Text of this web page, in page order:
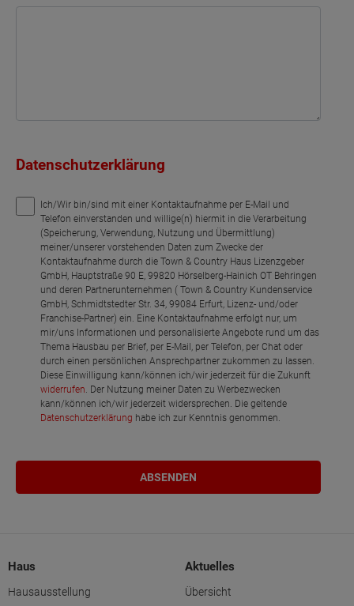
Datenschutzerklärung
Ich/Wir bin/sind mit einer Kontaktaufnahme per E-Mail und
Telefon einverstanden und willige(n) hiermit in die Verarbeitung
(Speicherung, Verwendung, Nutzung und Übermittlung)
meiner/unserer vorstehenden Daten zum Zwecke der
Kontaktaufnahme durch die Town & Country Haus Lizenzgeber
GmbH, Hauptstraße 90 E, 99820 Hörselberg-Hainich OT Behringen
und deren Partnerunternehmen ( Town & Country Kundenservice
GmbH, Schmidtstedter Str. 34, 99084 Erfurt, Lizenz- und/oder
Franchise-Partner) ein. Eine Kontaktaufnahme erfolgt nur, um
mir/uns Informationen und personalisierte Angebote rund um das
Thema Hausbau per Brief, per E-Mail, per Telefon, per Chat oder
durch einen persönlichen Ansprechpartner zukommen zu lassen.
Diese Einwilligung kann/können ich/wir jederzeit für die Zukunft
widerrufen. Der Nutzung meiner Daten zu Werbezwecken
kann/können ich/wir jederzeit widersprechen. Die geltende
Datenschutzerklärung habe ich zur Kenntnis genommen.
Haus
Hausausstellung
Aktuelles
Übersicht